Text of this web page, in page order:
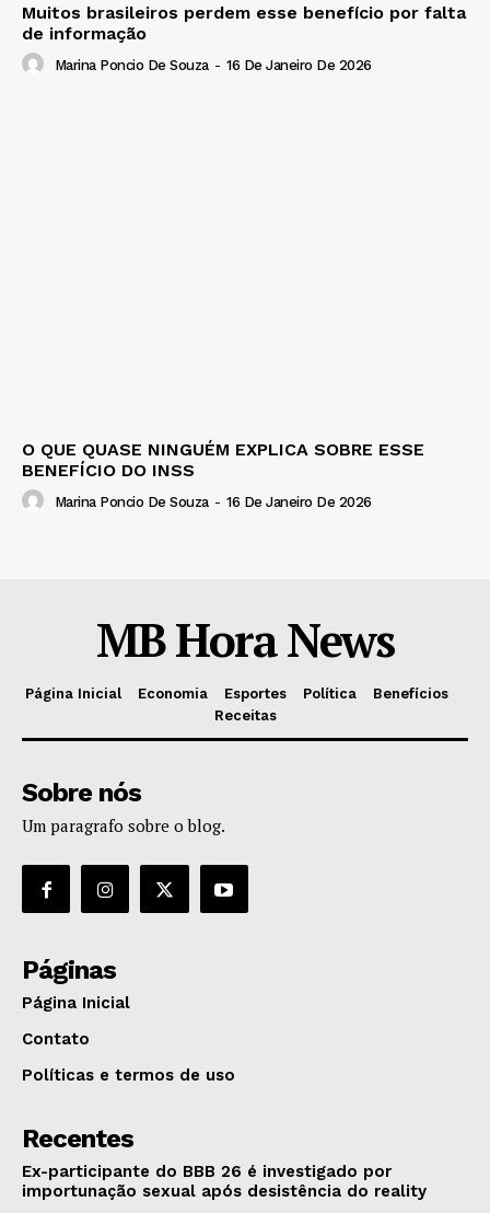
Muitos brasileiros perdem esse benefício por falta
de informação
Marina Poncio De Souza - 16 De Janeiro De 2026
O QUE QUASE NINGUÉM EXPLICA SOBRE ESSE
BENEFÍCIO DO INSS
Marina Poncio De Souza - 16 De Janeiro De 2026
MB Hora News
Página Inicial Economia Esportes Política
Benefícios
Receitas
Sobre nós
Um paragrafo sobre o blog.
Páginas
Página Inicial
Contato
Políticas e termos de uso
Recentes
Ex-participante do BBB 26 é investigado por
importunação sexual após desistência do reality